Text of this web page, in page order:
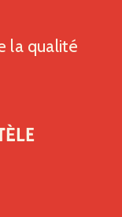
la qualité